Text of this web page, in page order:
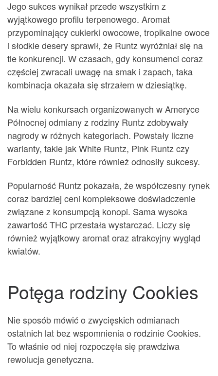
Jego sukces wynikał przede wszystkim z
wyjątkowego profilu terpenowego. Aromat
przypominający cukierki owocowe, tropikalne owoce
i słodkie desery sprawił, że Runtz wyróżniał się na
tle konkurencji. W czasach, gdy konsumenci coraz
częściej zwracali uwagę na smak i zapach, taka
kombinacja okazała się strzałem w dziesiątkę.
Na wielu konkursach organizowanych w Ameryce
Północnej odmiany z rodziny Runtz zdobywały
nagrody w różnych kategoriach. Powstały liczne
warianty, takie jak White Runtz, Pink Runtz czy
Forbidden Runtz, które również odnosiły sukcesy.
Popularność Runtz pokazała, że współczesny rynek
coraz bardziej ceni kompleksowe doświadczenie
związane z konsumpcją konopi. Sama wysoka
zawartość THC przestała wystarczać. Liczy się
również wyjątkowy aromat oraz atrakcyjny wygląd
kwiatów.
Potęga rodziny Cookies
Nie sposób mówić o zwycięskich odmianach
ostatnich lat bez wspomnienia o rodzinie Cookies.
To właśnie od niej rozpoczęła się prawdziwa
rewolucja genetyczna.